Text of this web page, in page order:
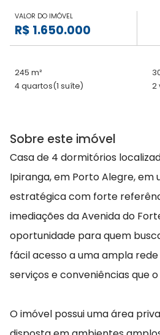
VALOR DO IMÓVEL
R$ 1.650.000
245 m²
4 quartos(1 suíte) 2
Sobre este imóvel
Casa de 4 dormitórios
Ipiranga, em Porto Alegre, em
estratégica com forte
imediações da Avenida do
oportunidade para quem
fácil acesso a uma ampla
serviços e conveniências que
O imóvel possui uma área